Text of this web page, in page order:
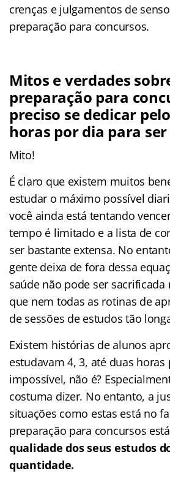
crenças e julgamentos de
preparação para concursos.
Mitos e verdades
preparação para
preciso se dedicar
horas por dia para
Mito!
É claro que existem muitos
estudar o máximo possível
você ainda está tentando
tempo é limitado e a lista de
ser bastante extensa. No
gente deixa de fora dessa
saúde não pode ser sacrificada
que nem todas as rotinas de
de sessões de estudos tão
Existem histórias de alunos
estudavam 4, 3, até duas horas
impossível, não é?
costuma dizer. No entanto, a
situações como estas está no
preparação para concursos
qualidade dos seus estudos
quantidade.